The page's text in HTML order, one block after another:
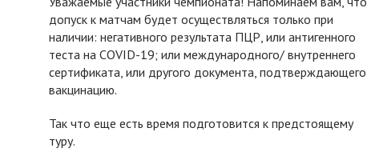
допуск к матчам будет осуществляться только при
наличии: негативного результата ПЦР, или антигенного
теста на COVID-19; или международного/ внутреннего
сертификата, или другого документа, подтверждающего
вакцинацию.
Так что еще есть время подготовится к предстоящему
туру.